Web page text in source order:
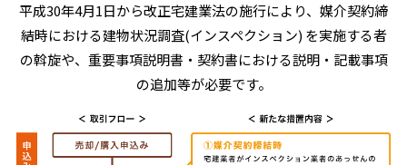
平成30年4月1日から改正宅建業法の施行により、 媒介契約締
結時における建物状況調査(インスペクション) を実施する者
の斡旋や、 重要事項説明書・契約書における説明・記載事項
の追加等が必要です。